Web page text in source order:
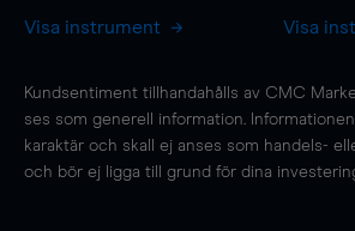
Visa instrument Visa
Kundsentiment tillhandahålls av CMC
ses som generell information.
karaktär och skall ej anses som handels-
och bör ej ligga till grund för dina